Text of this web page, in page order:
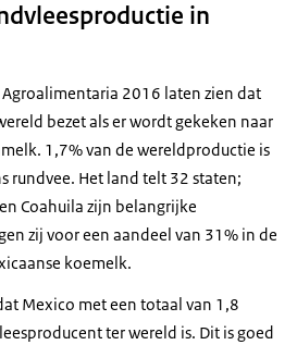
in
Agroalimentaria 2016 laten zien dat
bezet als er wordt gekeken naar
1,7% van de wereldproductie is
rundvee. Het land telt 32 staten;
Coahuila zijn belangrijke
zij voor een aandeel van 31% in de
koemelk.
Mexico met een totaal van 1,8
ter wereld is. Dit is goed